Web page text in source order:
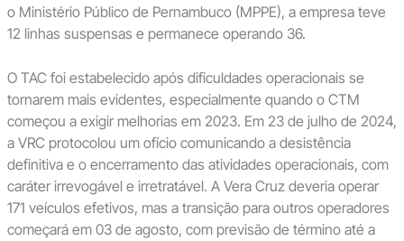
o Ministério Público de Pernambuco (MPPE), a empresa teve
12 linhas suspensas e permanece operando 36.
O TAC foi estabelecido após dificuldades operacionais se
tornarem mais evidentes, especialmente quando o CTM
começou a exigir melhorias em 2023. Em 23 de julho de 2024,
a VRC protocolou um ofício comunicando a desistência
definitiva e o encerramento das atividades operacionais, com
caráter irrevogável e irretratável. A Vera Cruz deveria operar
171 veículos efetivos, mas a transição para outros operadores
começará em 03 de agosto, com previsão de término até a